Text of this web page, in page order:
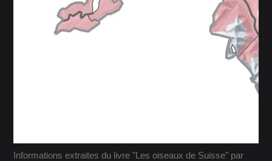
Informations extraites du livre "Les oiseaux de Suisse" par